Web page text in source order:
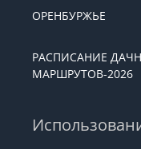
ОРЕНБУРЖЬЕ
РАСПИСАНИЕ
МАРШРУТОВ-2026